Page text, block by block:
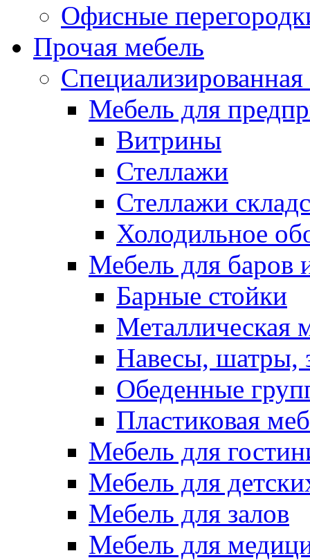
Офисные
Прочая мебель
Специализированная
Мебель для
Витрины
Стеллажи
Стеллажи
Холодильное
Мебель для баров
Барные стойки
Металлическая
Навесы, шатры,
Обеденные
Пластиковая
Мебель для
Мебель для
Мебель для залов
Мебель для